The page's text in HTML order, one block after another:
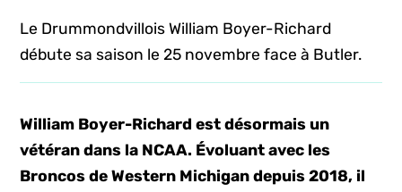
Le Drummondvillois William Boyer-Richard
débute sa saison le 25 novembre face à Butler.
William Boyer-Richard est désormais un
vétéran dans la NCAA. Évoluant avec les
Broncos de Western Michigan depuis 2018, il